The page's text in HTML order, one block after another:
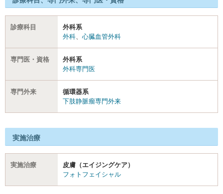
診療科目
外科系
外科
心臓血管外科
専門医・資格
外科系
外科専門医
専門外来
循環器系
下肢静脈瘤専門外来
実施治療
実施治療
皮膚（エイジングケア）
フォトフェイシャル